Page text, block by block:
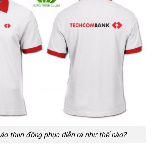
thun đồng phục diễn ra như thế nào?